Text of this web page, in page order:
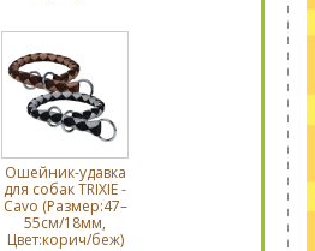
Ошейник-удавка
для собак TRIXIE -
Cavo (Размер:47–
55см/18мм,
Цвет:корич/беж)